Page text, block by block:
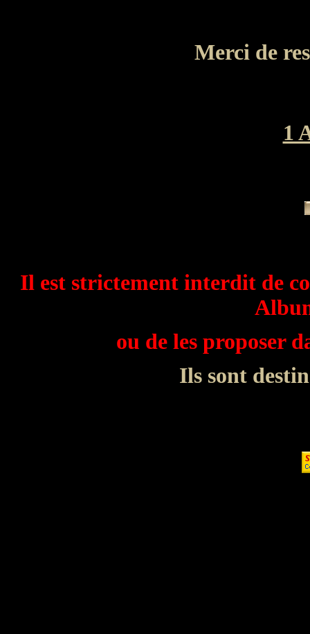
Merci de
1
Il est strictement interdit de
ou de les proposer
Ils sont